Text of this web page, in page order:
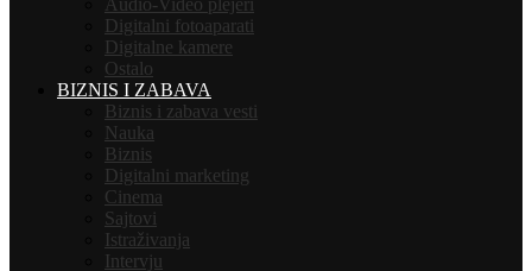
Audio-Video plejeri
Digitalni fotoaparati
Digitalne kamere
Ostalo
BIZNIS I ZABAVA
Biznis i zabava vesti
Nauka
Biznis
Digitalni marketing
Cinema
Sajtovi
Istraživanja
Intervju